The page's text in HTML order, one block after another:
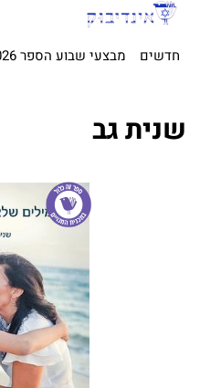
חדשים מבצעי שבוע הספר 2026
שנית גב